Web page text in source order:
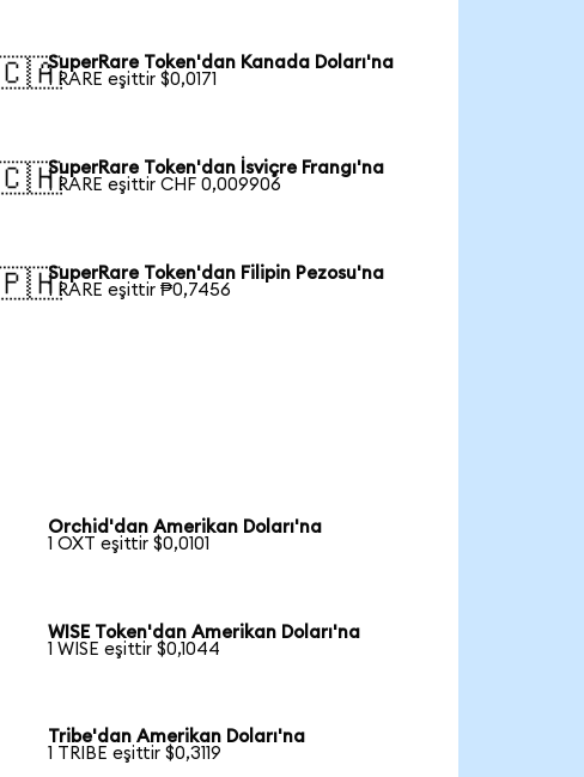
SuperRare Token'dan Kanada Doları'na
1 RARE eşittir $0,0171
SuperRare Token'dan İsviçre Frangı'na
1 RARE eşittir CHF 0,009906
SuperRare Token'dan Filipin Pezosu'na
1 RARE eşittir ₱0,7456
Orchid'dan Amerikan Doları'na
1 OXT eşittir $0,0101
WISE Token'dan Amerikan Doları'na
1 WISE eşittir $0,1044
Tribe'dan Amerikan Doları'na
1 TRIBE eşittir $0,3119